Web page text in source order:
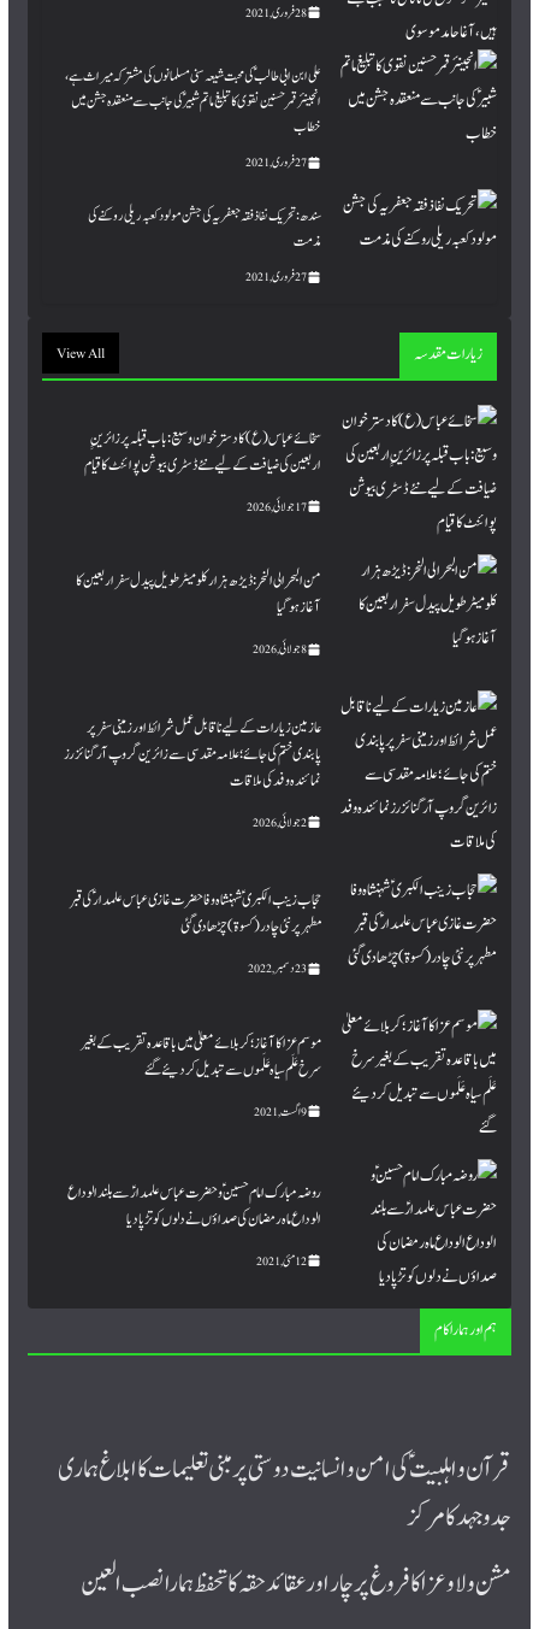
28 فروری, 2021
علی ابن ابی طالب ؑ کی محبت شیعہ سنی مسلمانوں کی مشترکہ میراث ہے ،
انجینئر قمر حسنین نقوی کا تبلیغ ماتم شبیرؑ کی جانب سے منعقدہ جشن میں
خطاب
27 فروری, 2021
سندھ: تحریک نفاذ فقہ جعفریہ کی جشن مولود کعبہ ریلی روکنے کی
مذمت
27 فروری, 2021
زیارات مقدسہ View All
سخائے عباس (ع) کا دسترخوان وسیع: باب قبلہ پر زائرینِِ
اربعین کی ضیافت کے لیے نئے ڈسٹری بیوشن پوائنٹ کا قیام
17 جولائی, 2026
من البحر الی النحر : ڈیڑھ ہزار کلومیٹر طویل پیدل سفر اربعین کا
آغاز ہو گیا
8 جولائی, 2026
عازمین زیارات کے لیے ناقابل عمل شرائط اور زمینی سفر پر
پابندی ختم کی جائے؛ علامہ مقدسی سے زائرین گروپ آرگنائزرز
نمائندہ وفد کی ملاقات
2 جولائی, 2026
حجاب زینب الکبری ؑ شہنشاہ وفا حضرت غازی عباس علمدار ؑ کی قبر
مطہرپر نئی چادر (کسوۃ ) چڑھا دی گئی
23 دسمبر, 2022
موسم عزا کا آغاز؛ کربلائے معلیٰ میں باقاعدہ تقریب کے بغیر
سرخ عَلَم سیاہ عَلَموں سے تبدیل کردیئے گئے
9 اگست, 2021
روضہ مبارک امام حسینؑ و حضرت عباس علمدارؑ سے بلند الوداع
الوداع ماہ رمضان کی صداؤں نے دلوں کو تڑپا دیا
12 مئی, 2021
ہم اور ہمارا کام
قرآن و اہلبیت ؑ کی امن و انسانیت دوستی پر مبنی تعلیمات کا ابلاغ ہماری
جدوجہد کا مرکز
مشن ولا و عزا کا فروغ پرچار اورعقائد حقہ کا تحفظ ہمارا نصب العین